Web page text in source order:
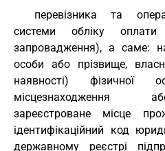
перевізника та
системи обліку
запровадження), а саме:
особи або прізвище,
наявності) фізичної
місцезнаходження
зареєстроване місце
ідентифікаційний код
державному реєстрі